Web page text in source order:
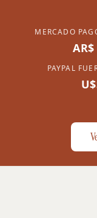
MERCADO
PAYPAL